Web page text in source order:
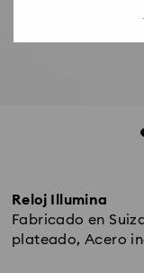
Reloj Illumina
Fabricado en
plateado, Acero